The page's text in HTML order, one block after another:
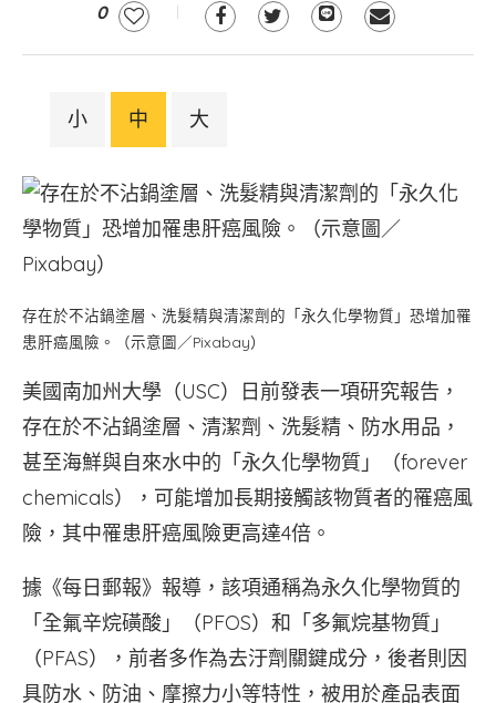
0
小 中 大
存在於不沾鍋塗層、洗髮精與清潔劑的「永久化學物質」恐增加罹
患肝癌風險。（示意圖／Pixabay）
美國南加州大學（USC）日前發表一項研究報告，
存在於不沾鍋塗層、清潔劑、洗髮精、防水用品，
甚至海鮮與自來水中的「永久化學物質」（forever
chemicals），可能增加長期接觸該物質者的罹癌風
險，其中罹患肝癌風險更高達4倍。
據《每日郵報》報導，該項通稱為永久化學物質的
「全氟辛烷磺酸」（PFOS）和「多氟烷基物質」
（PFAS），前者多作為去汙劑關鍵成分，後者則因
具防水、防油、摩擦力小等特性，被用於產品表面